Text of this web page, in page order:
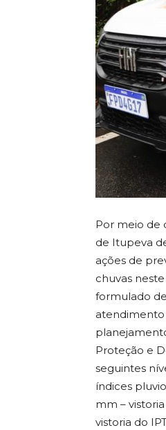
Por meio de
de Itupeva
ações de
chuvas
formulado
atendimento
Proteção e
seguintes
índices
mm –
vistoria do